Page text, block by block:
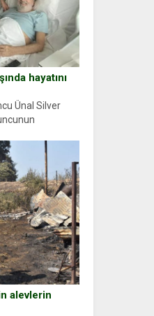
hayatını
Ünal Silver
Oyuncumuz ve
alevlerin